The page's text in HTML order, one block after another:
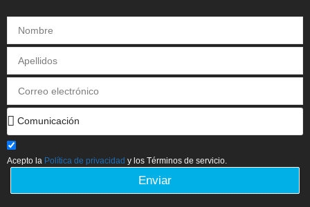
Acepto la Política de privacidad y los Términos de servicio.
Enviar